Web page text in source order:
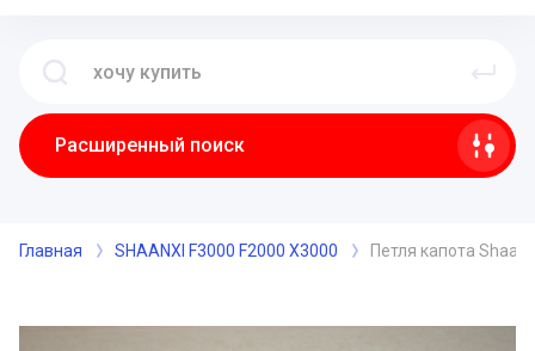
Расширенный поиск
Главная SHAANXI F3000 F2000 X3000 Петля капота